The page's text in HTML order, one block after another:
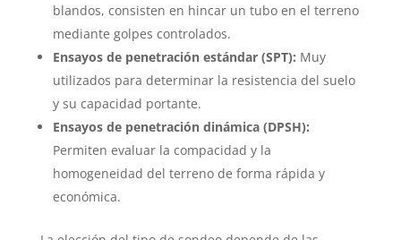
blandos, consisten en hincar un tubo en el terreno
mediante golpes controlados.
Ensayos de penetración estándar (SPT): Muy
utilizados para determinar la resistencia del suelo
y su capacidad portante.
Ensayos de penetración dinámica (DPSH):
Permiten evaluar la compacidad y la
homogeneidad del terreno de forma rápida y
económica.